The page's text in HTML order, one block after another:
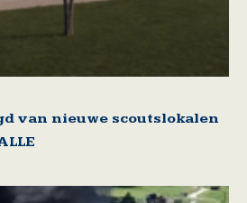
van nieuwe scoutslokalen